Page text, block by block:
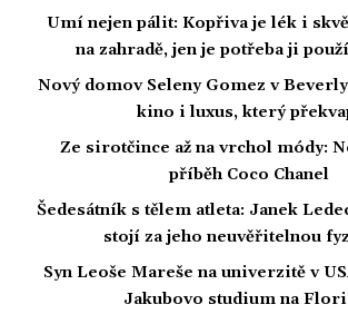
Umí nejen pálit: Kopřiva je lék i
na zahradě, jen je potřeba ji
Nový domov Seleny Gomez v
kino i luxus, který
Ze sirotčince až na vrchol módy:
příběh Coco Chanel
Šedesátník s tělem atleta: Janek
stojí za jeho neuvěřitelnou
Syn Leoše Mareše na univerzitě v
Jakubovo studium na